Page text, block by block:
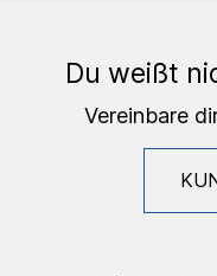
Du weißt
Vereinbare